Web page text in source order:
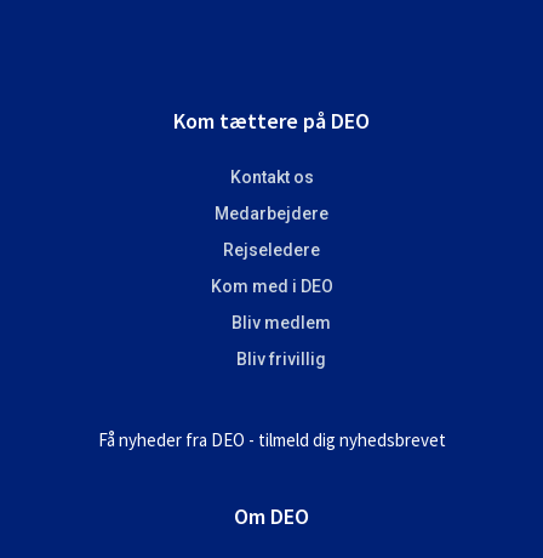
Kom tættere på DEO
Kontakt os
Medarbejdere
Rejseledere
Kom med i DEO
Bliv medlem
Bliv frivillig
Få nyheder fra DEO - tilmeld dig nyhedsbrevet
Om DEO